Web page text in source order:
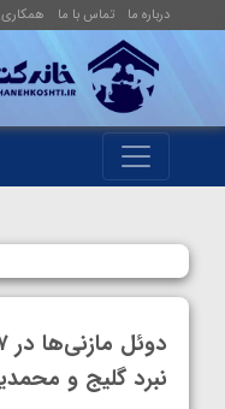
درباره ما تماس با ما همکاری
نبرد گلیج و